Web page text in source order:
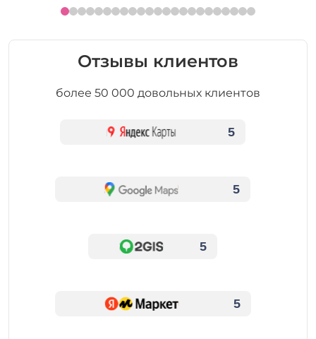
Отзывы клиентов
более 50 000 довольных клиентов
5
5
5
5